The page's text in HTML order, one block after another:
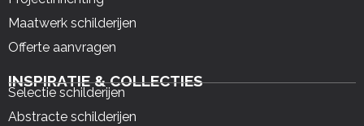
Maatwerk schilderijen
Offerte aanvragen
INSPIRATIE & COLLECTIES
Selectie schilderijen
Abstracte schilderijen